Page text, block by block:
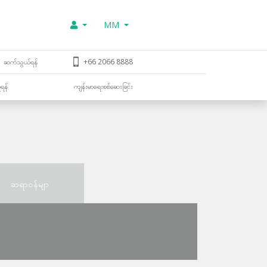
MM
ဆက်သွယ်ရန် +66 2066 8888
န် ကျန်းမာရေးစစ်ဆေးခြင်း
ဆရာဝန်မျာ